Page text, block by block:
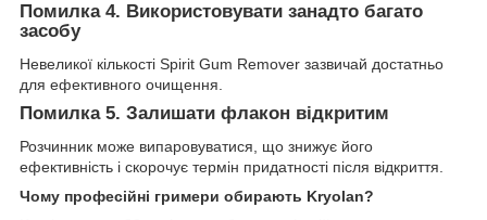
Помилка 4. Використовувати занадто багато
засобу
Невеликої кількості Spirit Gum Remover зазвичай достатньо
для ефективного очищення.
Помилка 5. Залишати флакон відкритим
Розчинник може випаровуватися, що знижує його
ефективність і скорочує термін придатності після відкриття.
Чому професійні гримери обирають Kryolan?